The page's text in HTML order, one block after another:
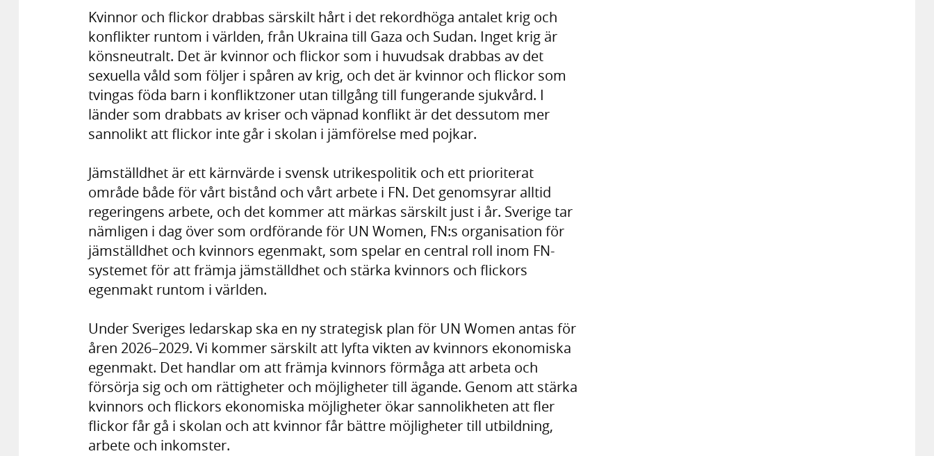
Kvinnor och flickor drabbas särskilt hårt i det rekordhöga antalet krig och
konflikter runtom i världen, från Ukraina till Gaza och Sudan. Inget krig är
könsneutralt. Det är kvinnor och flickor som i huvudsak drabbas av det
sexuella våld som följer i spåren av krig, och det är kvinnor och flickor som
tvingas föda barn i konfliktzoner utan tillgång till fungerande sjukvård. I
länder som drabbats av kriser och väpnad konflikt är det dessutom mer
sannolikt att flickor inte går i skolan i jämförelse med pojkar.
Jämställdhet är ett kärnvärde i svensk utrikespolitik och ett prioriterat
område både för vårt bistånd och vårt arbete i FN. Det genomsyrar alltid
regeringens arbete, och det kommer att märkas särskilt just i år. Sverige tar
nämligen i dag över som ordförande för UN Women, FN:s organisation för
jämställdhet och kvinnors egenmakt, som spelar en central roll inom FN-
systemet för att främja jämställdhet och stärka kvinnors och flickors
egenmakt runtom i världen.
Under Sveriges ledarskap ska en ny strategisk plan för UN Women antas för
åren 2026–2029. Vi kommer särskilt att lyfta vikten av kvinnors ekonomiska
egenmakt. Det handlar om att främja kvinnors förmåga att arbeta och
försörja sig och om rättigheter och möjligheter till ägande. Genom att stärka
kvinnors och flickors ekonomiska möjligheter ökar sannolikheten att fler
flickor får gå i skolan och att kvinnor får bättre möjligheter till utbildning,
arbete och inkomster.